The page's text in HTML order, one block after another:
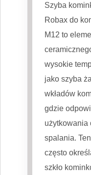
Szyba
Robax do
M12 to
wysokie
jako szyba
wkładów
gdzie
użytkowania
spalania.
często
szkło